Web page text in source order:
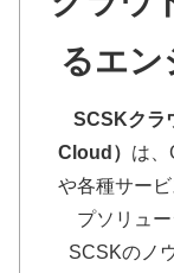
るエン
SCSKクラ
Cloud） は、
や各種サー
プソリュ
SCSKのノ